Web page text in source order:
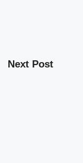
Next Post